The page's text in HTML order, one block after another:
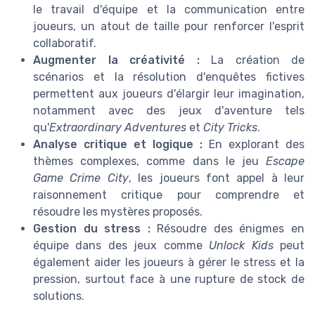
le travail d'équipe et la communication entre
joueurs, un atout de taille pour renforcer l'esprit
collaboratif.
Augmenter la créativité :La création de
scénarios et la résolution d'enquêtes fictives
permettent aux joueurs d'élargir leur imagination,
notamment avec des jeux d'aventure tels
qu'Extraordinary Adventures et City Tricks.
Analyse critique et logique : En explorant des
thèmes complexes, comme dans le jeu Escape
Game Crime City, les joueurs font appel à leur
raisonnement critique pour comprendre et
résoudre les mystères proposés.
Gestion du stress :Résoudre des énigmes en
équipe dans des jeux comme Unlock Kidspeut
également aider les joueurs à gérer le stress et la
pression, surtout face à une rupture de stock de
solutions.